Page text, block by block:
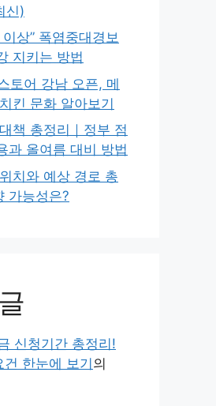
신)
상” 폭염중대경보
지키는 방법
토어 강남 오픈, 메
킨 문화 알아보기
책 총정리｜정부 점
과 올여름 대비 방법
치와 예상 경로 총
가능성은?
신청기간 총정리!
한눈에 보기의